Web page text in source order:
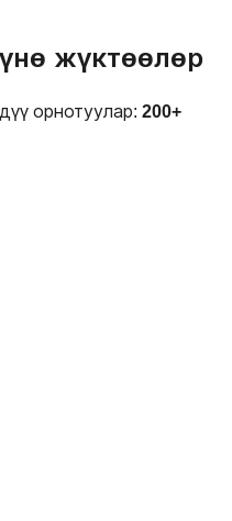
жүктөөлөр
орнотуулар: 200+